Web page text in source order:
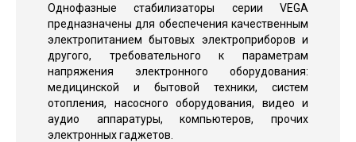
Однофазные стабилизаторы серии VEGA
предназначены для обеспечения качественным
электропитанием бытовых электроприборов и
другого, требовательного к параметрам
напряжения электронного оборудования:
медицинской и бытовой техники, систем
отопления, насосного оборудования, видео и
аудио аппаратуры, компьютеров, прочих
электронных гаджетов.